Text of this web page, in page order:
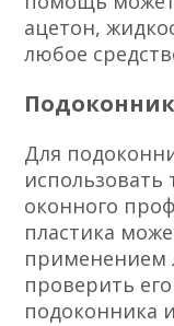
ацетон,
любое
Подоконник
Для
использовать
оконного
пластика
применением
проверить
подоконника